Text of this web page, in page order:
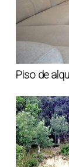
Piso de